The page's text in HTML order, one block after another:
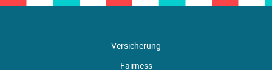
Versicherung
Fairness